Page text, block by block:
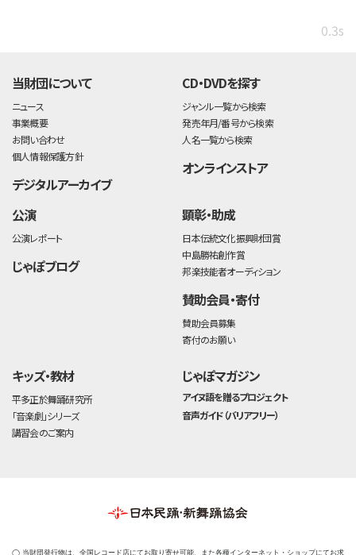
0.3s
当財団について
ニュース
事業概要
お問い合わせ
個人情報保護方針
デジタルアーカイブ
CD・DVDを探す
ジャンル一覧から検索
発売年月/番号から検索
人名一覧から検索
オンラインストア
公演
公演レポート
じゃぽブログ
顕彰・助成
日本伝統文化振興財団賞
中島勝祐創作賞
邦楽技能者オーディション
賛助会員・寄付
賛助会員募集
寄付のお願い
キッズ・教材
平多正於舞踊研究所
「音楽劇」シリーズ
講習会のご案内
じゃぽマガジン
アイヌ語を贈るプロジェクト
音声ガイド（バリアフリー）
◯ 当財団発行物は、全国レコード店にてお取り寄せ可能、また各種インターネット・ショップにてお求